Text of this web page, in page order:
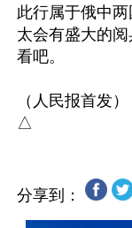
此行属于俄中
太会有盛大的
看吧。
（人民报首发）
分享到：